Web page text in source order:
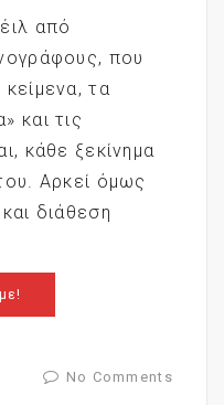
από
που
τα
και τις
κάθε ξεκίνημα
Αρκεί όμως
διάθεση
No Comments